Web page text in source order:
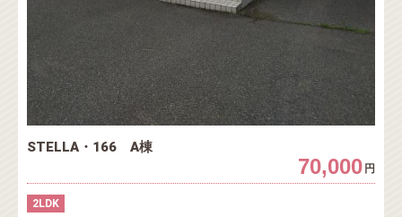
STELLA・166 A棟
70,000 円
2LDK